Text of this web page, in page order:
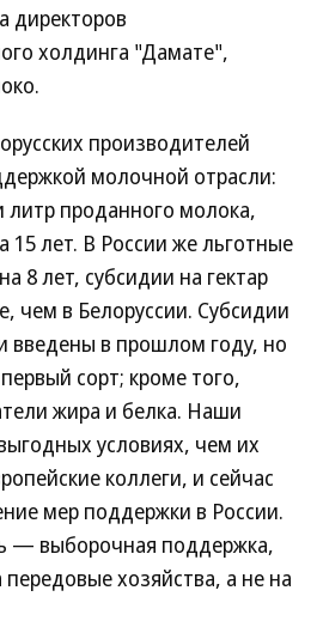
директоров
холдинга "Дамате",
производителей
молочной отрасли:
литр проданного молока,
15 лет. В России же льготные
8 лет, субсидии на гектар
чем в Белоруссии. Субсидии
введены в прошлом году, но
сорт; кроме того,
жира и белка. Наши
условиях, чем их
коллеги, и сейчас
мер поддержки в России.
— выборочная поддержка,
хозяйства, а не на